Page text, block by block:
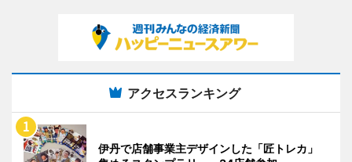
アクセスランキング
伊丹で店舗事業主デザインした「匠トレカ」